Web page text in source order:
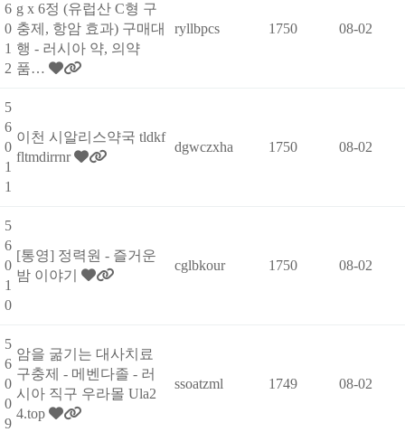
6
0
1
2
g x 6정 (유럽산 C형 구
충제, 항암 효과) 구매대
행 - 러시아 약, 의약
품…
ryllbpcs 1750 08-02
5
6
0
1
1
이천 시알리스약국 tldkf
fltmdirrnr
dgwczxha 1750 08-02
5
6
0
1
0
[통영] 정력원 - 즐거운
밤 이야기
cglbkour 1750 08-02
5
6
0
0
9
암을 굶기는 대사치료
구충제 - 메벤다졸 - 러
시아 직구 우라몰 Ula2
4.top
ssoatzml 1749 08-02